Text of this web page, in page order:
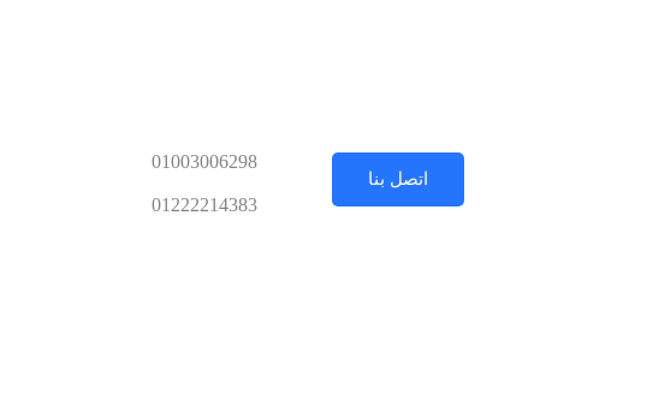
اتصل بنا
01003006298
01222214383